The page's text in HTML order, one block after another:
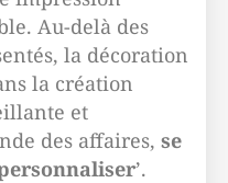
Au-delà des
la décoration
la création
et
des affaires, se
’.